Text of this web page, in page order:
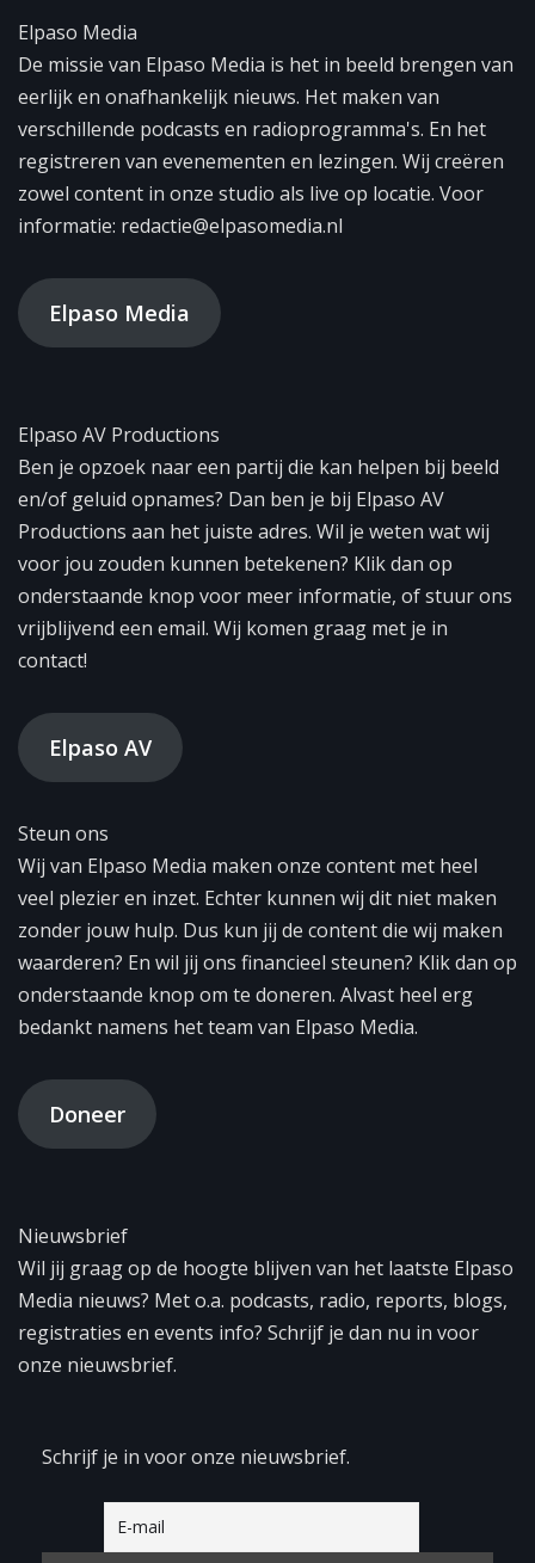
Elpaso Media
De missie van Elpaso Media is het in beeld brengen van
eerlijk en onafhankelijk nieuws. Het maken van
verschillende podcasts en radioprogramma's. En het
registreren van evenementen en lezingen. Wij creëren
zowel content in onze studio als live op locatie. Voor
informatie: redactie@elpasomedia.nl
Elpaso Media
Elpaso AV Productions
Ben je opzoek naar een partij die kan helpen bij beeld
en/of geluid opnames? Dan ben je bij Elpaso AV
Productions aan het juiste adres. Wil je weten wat wij
voor jou zouden kunnen betekenen? Klik dan op
onderstaande knop voor meer informatie, of stuur ons
vrijblijvend een email. Wij komen graag met je in
contact!
Elpaso AV
Steun ons
Wij van Elpaso Media maken onze content met heel
veel plezier en inzet. Echter kunnen wij dit niet maken
zonder jouw hulp. Dus kun jij de content die wij maken
waarderen? En wil jij ons financieel steunen? Klik dan op
onderstaande knop om te doneren. Alvast heel erg
bedankt namens het team van Elpaso Media.
Doneer
Nieuwsbrief
Wil jij graag op de hoogte blijven van het laatste Elpaso
Media nieuws? Met o.a. podcasts, radio, reports, blogs,
registraties en events info? Schrijf je dan nu in voor
onze nieuwsbrief.
Schrijf je in voor onze nieuwsbrief.